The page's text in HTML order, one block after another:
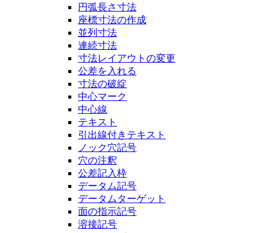
円弧長さ寸法
座標寸法の作成
並列寸法
連続寸法
寸法レイアウトの変更
公差を入れる
寸法の破綻
中心マーク
中心線
テキスト
引出線付きテキスト
ノック穴記号
穴の注釈
公差記入枠
データム記号
データムターゲット
面の指示記号
溶接記号